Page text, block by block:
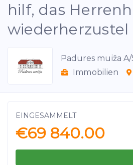
hilf, das
wiederherzustel
Padures muiža A/
Immobilien
EINGESAMMELT
€69 840.00